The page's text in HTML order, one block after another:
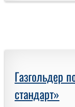
Газгольдер
стандарт»